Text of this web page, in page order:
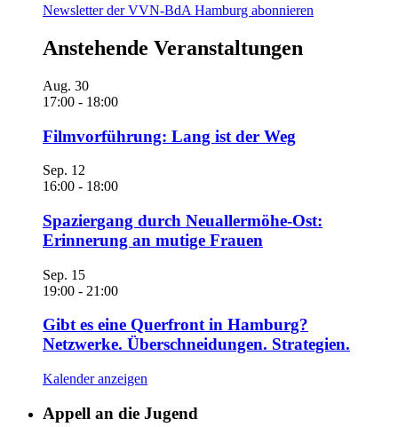
Newsletter der VVN-BdA Hamburg abonnieren
Anstehende Veranstaltungen
Aug. 30
17:00 - 18:00
Filmvorführung: Lang ist der Weg
Sep. 12
16:00 - 18:00
Spaziergang durch Neuallermöhe-Ost:
Erinnerung an mutige Frauen
Sep. 15
19:00 - 21:00
Gibt es eine Querfront in Hamburg?
Netzwerke. Überschneidungen. Strategien.
Kalender anzeigen
Appell an die Jugend